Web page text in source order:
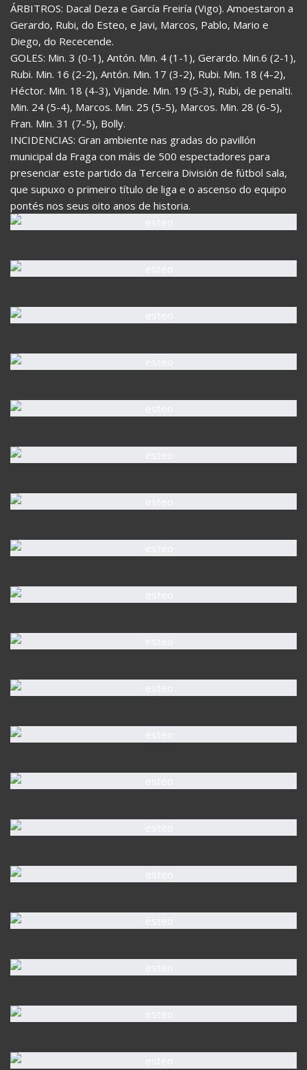
ÁRBITROS: Dacal Deza e García Freiría (Vigo). Amoestaron a
Gerardo, Rubi, do Esteo, e Javi, Marcos, Pablo, Mario e
Diego, do Rececende.
GOLES: Min. 3 (0-1), Antón. Min. 4 (1-1), Gerardo. Min.6 (2-1),
Rubi. Min. 16 (2-2), Antón. Min. 17 (3-2), Rubi. Min. 18 (4-2),
Héctor. Min. 18 (4-3), Vijande. Min. 19 (5-3), Rubi, de penalti.
Min. 24 (5-4), Marcos. Min. 25 (5-5), Marcos. Min. 28 (6-5),
Fran. Min. 31 (7-5), Bolly.
INCIDENCIAS: Gran ambiente nas gradas do pavillón
municipal da Fraga con máis de 500 espectadores para
presenciar este partido da Terceira División de fútbol sala,
que supuxo o primeiro título de liga e o ascenso do equipo
pontés nos seus oito anos de historia.